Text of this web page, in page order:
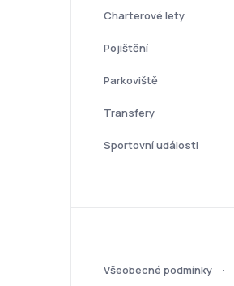
Charterové lety
Pojištění
Parkoviště
Transfery
Sportovní události
Všeobecné podmínky